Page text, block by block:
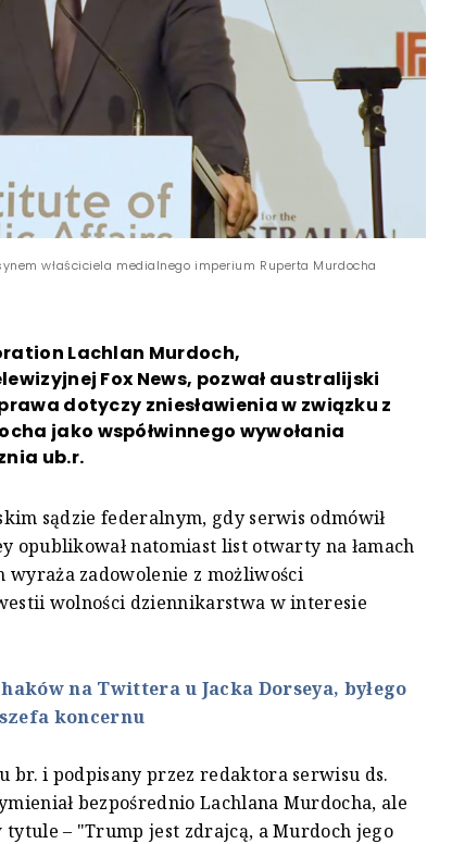
właściciela medialnego imperium Ruperta Murdocha
Lachlan Murdoch,
Fox News, pozwał australijski
dotyczy zniesławienia w związku z
jako współwinnego wywołania
ub.r.
sądzie federalnym, gdy serwis odmówił
opublikował natomiast list otwarty na łamach
zadowolenie z możliwości
wolności dziennikarstwa w interesie
na Twittera u Jacka Dorseya, byłego
szefa koncernu
br. i podpisany przez redaktora serwisu ds.
bezpośrednio Lachlana Murdocha, ale
tytule – "Trump jest zdrajcą, a Murdoch jego